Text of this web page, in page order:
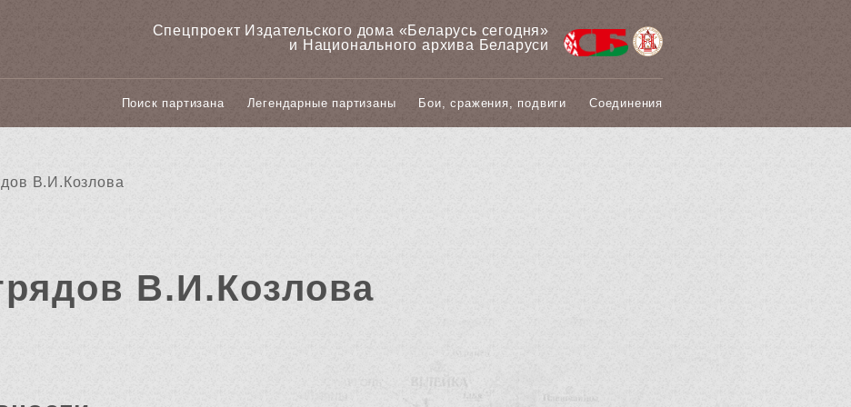
Спецпроект Издательского дома «‎Беларусь сегодня»
и Национального архива Беларуси
Поиск партизана Легендарные партизаны Бои, сражения, подвиги Соединения
В.И.Козлова
В.И.Козлова